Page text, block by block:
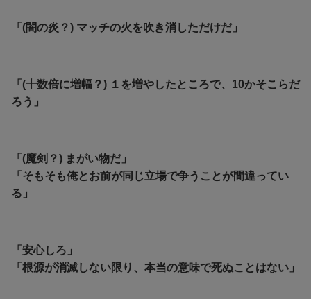
「(闇の炎？) マッチの火を吹き消しただけだ」
「(十数倍に増幅？) １を増やしたところで、10かそこらだ
ろう」
「(魔剣？) まがい物だ」
「そもそも俺とお前が同じ立場で争うことが間違ってい
る」
「安心しろ」
「根源が消滅しない限り、本当の意味で死ぬことはない」